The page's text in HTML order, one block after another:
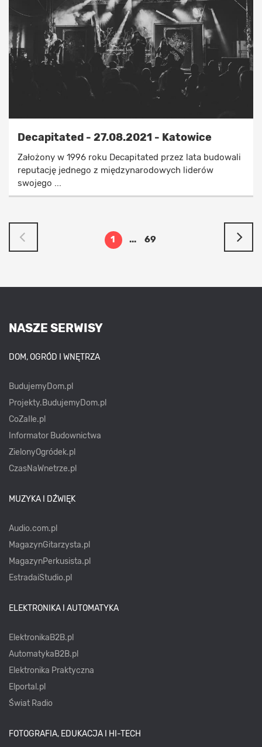
Decapitated - 27.08.2021 - Katowice
Założony w 1996 roku Decapitated przez lata budowali
reputację jednego z międzynarodowych liderów
swojego ...
1 ... 69
NASZE SERWISY
DOM, OGRÓD I WNĘTRZA
BudujemyDom.pl
Projekty.BudujemyDom.pl
CoZaIle.pl
Informator Budownictwa
ZielonyOgródek.pl
CzasNaWnetrze.pl
MUZYKA I DŹWIĘK
Audio.com.pl
MagazynGitarzysta.pl
MagazynPerkusista.pl
EstradaiStudio.pl
ELEKTRONIKA I AUTOMATYKA
ElektronikaB2B.pl
AutomatykaB2B.pl
Elektronika Praktyczna
Elportal.pl
Świat Radio
FOTOGRAFIA, EDUKACJA I HI-TECH